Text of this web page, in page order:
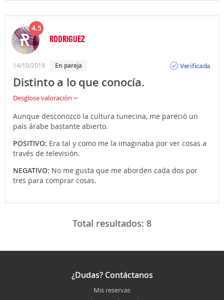
4.5
RODRIGUEZ
14/10/2019 En pareja
Verificada
Distinto a lo que conocía.
Desglose valoración
Aunque desconozco la cultura tunecina, me pareció un
país árabe bastante abierto.
POSITIVO: Era tal y como me la imaginaba por ver cosas a
través de televisión.
NEGATIVO: No me gusta que me aborden cada dos por
tres para comprar cosas.
Total resultados: 8
¿Dudas? Contáctanos
Mis reservas